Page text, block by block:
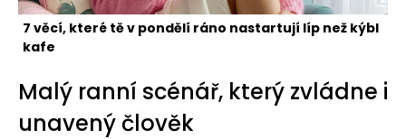
7 věcí, které tě v pondělí ráno nastartují líp než kýbl
kafe
Malý ranní scénář, který zvládne i
unavený člověk